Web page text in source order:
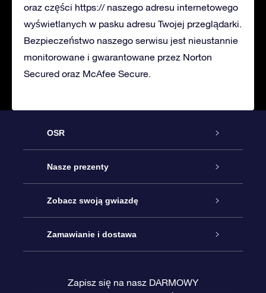
oraz części https:// naszego adresu internetowego
wyświetlanych w pasku adresu Twojej przeglądarki.
Bezpieczeństwo naszego serwisu jest nieustannie
monitorowane i gwarantowane przez Norton
Secured oraz McAfee Secure.
OSR
Obsługa
Kontakt
Blog
Nasze prezenty
Podarunek Gwiazda Online
Pakiet Podarunkowy OSR
Zobacz swoją gwiazdę
Rejestr Gwiazd
Zamawianie i dostawa
Zapisz się na nasz DARMOWY